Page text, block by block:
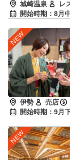
城崎温泉 レ
開始時期：8月
伊勢 売店
開始時期：9月